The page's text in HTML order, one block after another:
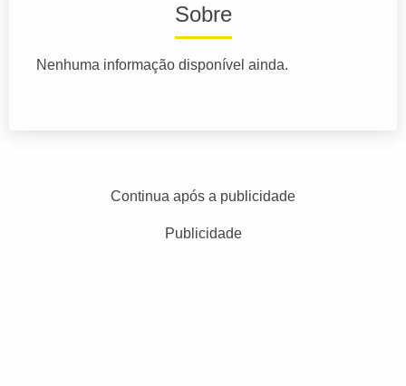
Sobre
Nenhuma informação disponível ainda.
Continua após a publicidade
Publicidade